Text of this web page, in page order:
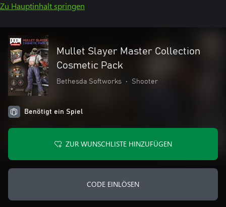
Zu Hauptinhalt springen
Mullet Slayer Master Collection
Cosmetic Pack
Bethesda Softworks • Shooter
Benötigt ein Spiel
ZUR WUNSCHLISTE HINZUFÜGEN
CODE EINLÖSEN